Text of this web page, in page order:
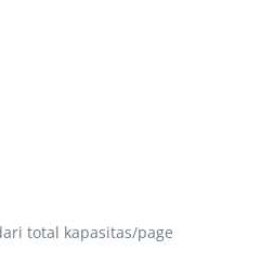
total kapasitas/page